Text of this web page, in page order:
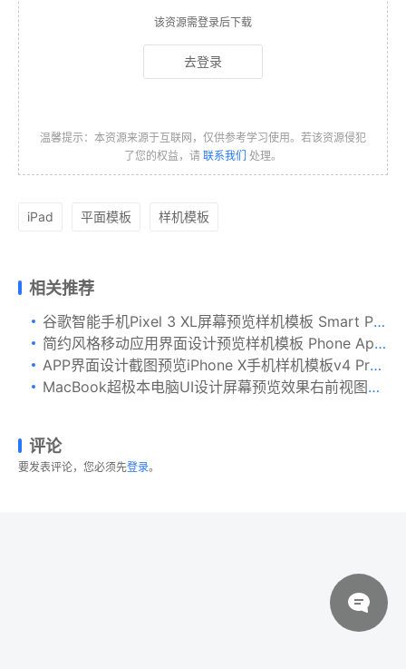
该资源需登录后下载
去登录
温馨提示：本资源来源于互联网，仅供参考学习使用。若该资源侵犯
了您的权益，请 联系我们 处理。
iPad 平面模板 样机模板
相关推荐
谷歌智能手机Pixel 3 XL屏幕预览样机模板 Smart Phone Mockup Pixel 3 XL
简约风格移动应用界面设计预览样机模板 Phone Application Presentation Mockup
APP界面设计截图预览iPhone X手机样机模板v4 Presentation Kit – iPhone showcase Mockup
MacBook超极本电脑UI设计屏幕预览效果右前视图样机 Clay MacBook Mockup, Front Right View
评论
要发表评论，您必须先登录。